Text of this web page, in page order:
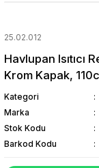
25.02.012
Havlupan Isıtıcı
Krom Kapak,
Kategori
Marka
Stok Kodu
Barkod Kodu